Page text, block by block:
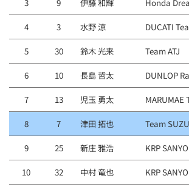
3 9 伊藤 和輝 Honda
4 3 水野 涼 DUCATI
5 30 鈴木 光来 Team ATJ
6 10 長島 哲太 DUNLOP
7 13 児玉 勇太 MARUMAE
8 7 津田 拓也 Team
9 25 新庄 雅浩 KRP
10 32 中村 竜也 KRP